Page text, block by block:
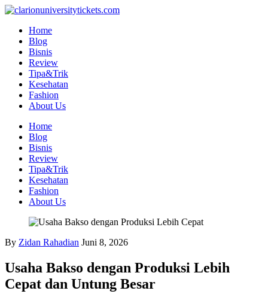
Skip
contentHome
Blog
Bisnis
Review
Tipa&Trik
Kesehatan
Fashion
About Us
Home
Blog
Bisnis
Review
Tipa&Trik
Kesehatan
Fashion
About Us
By Zidan Rahadian Juni 8, 2026
Usaha Bakso dengan Produksi Lebih
Cepat dan Untung Besar